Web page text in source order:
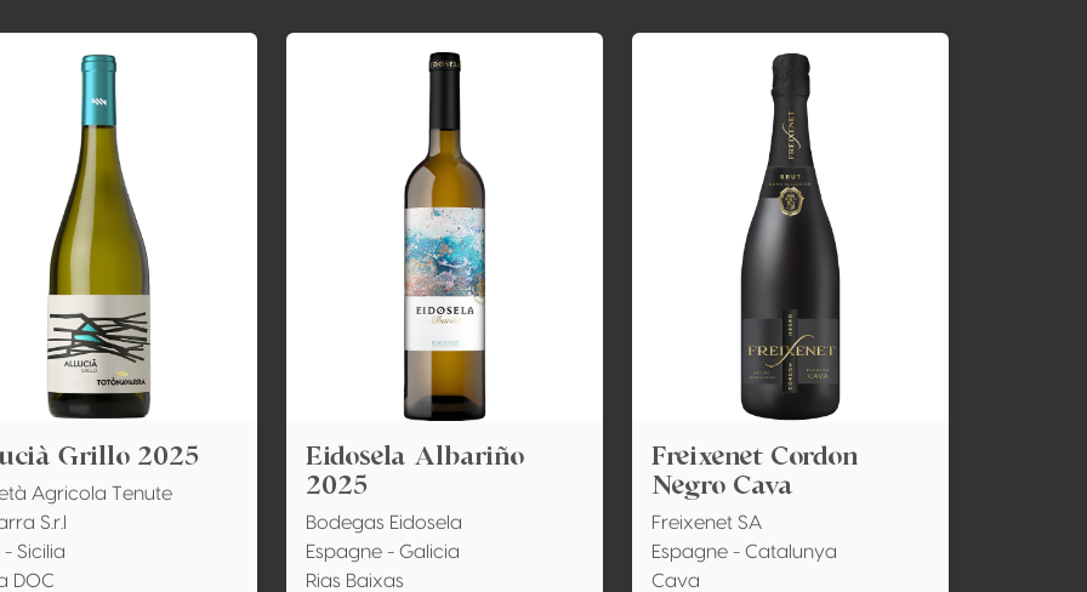
Grillo 2025
Agricola Tenute
S.r.l
- Sicilia
DOC
Eidosela Albariño
2025
Bodegas Eidosela
Espagne - Galicia
Rias Baixas
Freixenet Cordon
Negro Cava
Freixenet SA
Espagne - Catalunya
Cava